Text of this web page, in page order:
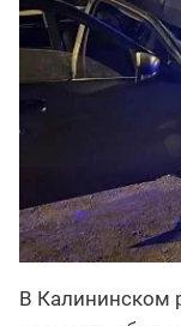
В Калининском